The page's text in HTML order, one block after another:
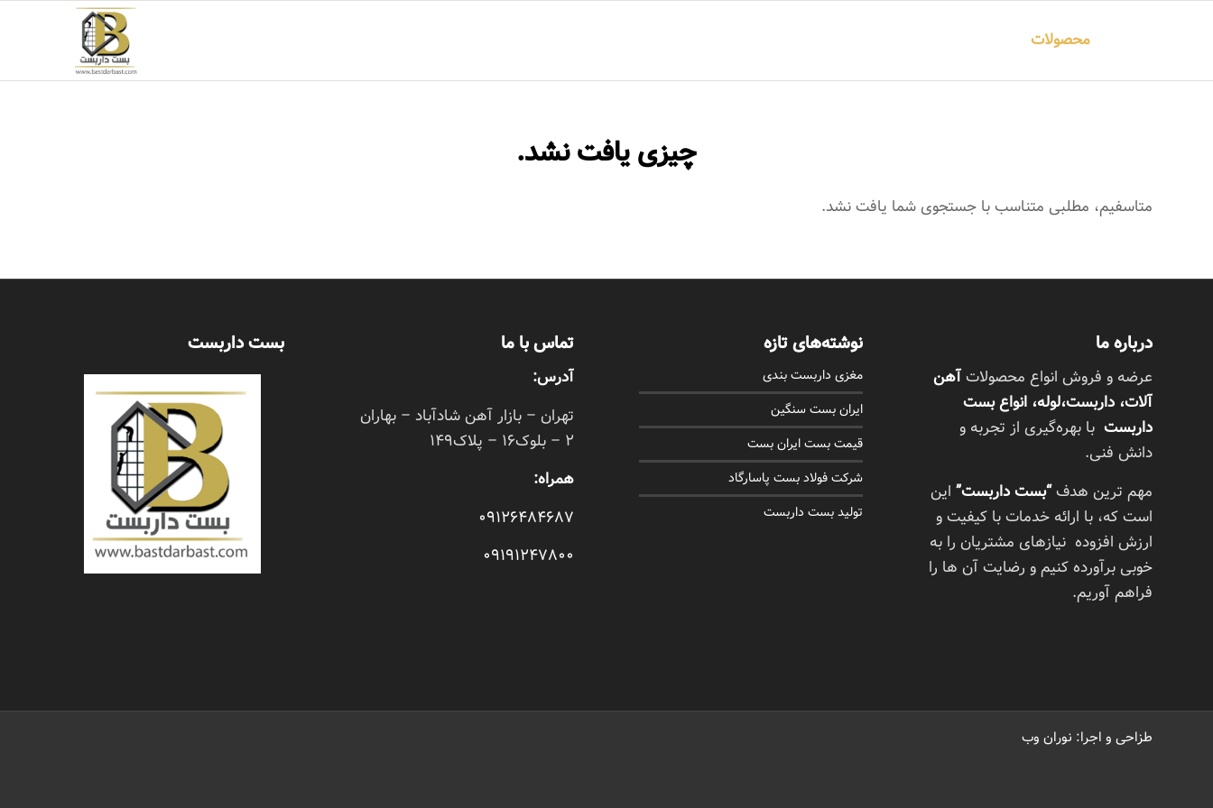
محصولات
چیزی یافت نشد.
متاسفیم، مطلبی متناسب با جستجوی شما یافت نشد.
درباره ما
عرضه و فروش انواع محصولات آهن
آلات، داربست،لوله، انواع بست
داربست با بهره‌گیری از تجربه و
دانش فنی.
مهم ترین هدف“بست داربست” این
است که، با ارائه خدمات با کیفیت و
ارزش افزوده نیازهای مشتریان را به
خوبی برآورده کنیم و رضایت آن ها را
فراهم آوریم.
نوشته‌های تازه
مغزی داربست بندی
ایران بست سنگین
قیمت بست ایران بست
شرکت فولاد بست پاسارگاد
تولید بست داربست
تماس با ما
آدرس:
تهران – بازار آهن شادآباد – بهاران
2 – بلوک16 – پلاک149
همراه:
09126484687
09191247800
بست داربست
طزاحی و اجرا: نوران وب